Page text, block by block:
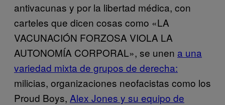
antivacunas y por la libertad médica, con
carteles que dicen cosas como «LA
VACUNACIÓN FORZOSA VIOLA LA
AUTONOMÍA CORPORAL», se unen a una
variedad mixta de grupos de derecha:
milicias, organizaciones neofacistas como los
Proud Boys, Alex Jones y su equipo de